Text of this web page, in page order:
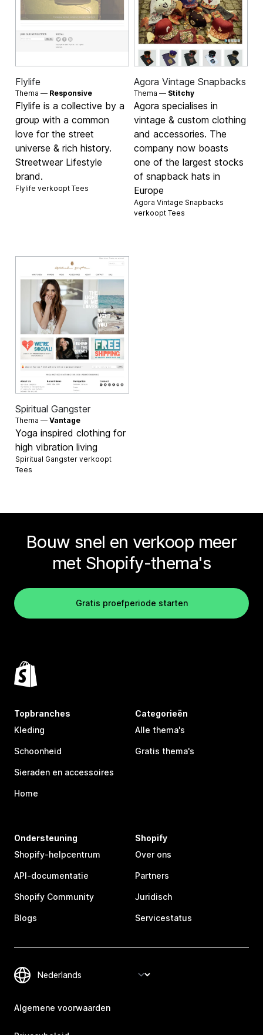
Flylife
Thema — Responsive
Flylife is a collective by a
group with a common
love for the street
universe & rich history.
Streetwear Lifestyle
brand.
Flylife verkooptTees
Agora Vintage Snapbacks
Thema — Stitchy
Agora specialises in
vintage & custom clothing
and accessories. The
company now boasts
one of the largest stocks
of snapback hats in
Europe
Agora Vintage Snapbacks
verkoopt Tees
Spiritual Gangster
Thema —Vantage
Yoga inspired clothing for
high vibration living
Spiritual Gangster verkoopt
Tees
Bouw snel en verkoop meer
met Shopify-thema's
Gratis proefperiode starten
Topbranches
Kleding
Schoonheid
Sieraden en accessoires
Home
Categorieën
Alle thema's
Gratis thema's
Ondersteuning
Shopify-helpcentrum
API-documentatie
Shopify Community
Blogs
Shopify
Over ons
Partners
Juridisch
Servicestatus
Algemene voorwaarden